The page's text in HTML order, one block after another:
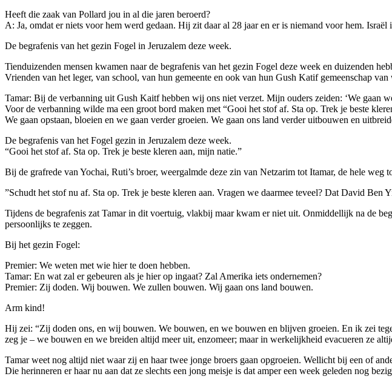
Heeft die zaak van Pollard jou in al die jaren beroerd?
A: Ja, omdat er niets voor hem werd gedaan. Hij zit daar al 28 jaar en er is niemand voor hem.
De begrafenis van het gezin Fogel in Jeruzalem deze week.
Tienduizenden mensen kwamen naar de begrafenis van het gezin Fogel deze week en duizenden
Vrienden van het leger, van school, van hun gemeente en ook van hun Gush Katif gemeenschap
Tamar: Bij de verbanning uit Gush Kaitf hebben wij ons niet verzet. Mijn ouders zeiden: ‘We gaan
Voor de verbanning wilde ma een groot bord maken met “Gooi het stof af. Sta op. Trek je beste
We gaan opstaan, bloeien en we gaan verder groeien. We gaan ons land verder uitbouwen en
De begrafenis van het Fogel gezin in Jeruzalem deze week.
“Gooi het stof af. Sta op. Trek je beste kleren aan, mijn natie.”
Bij de grafrede van Yochai, Ruti’s broer, weergalmde deze zin van Netzarim tot Itamar, de hele weg
”Schudt het stof nu af. Sta op. Trek je beste kleren aan. Vragen we daarmee teveel? Dat David
Tijdens de begrafenis zat Tamar in dit voertuig, vlakbij maar kwam er niet uit. Onmiddellijk na de
persoonlijks te zeggen.
Bij het gezin Fogel:
Premier: We weten met wie hier te doen hebben.
Tamar: En wat zal er gebeuren als je hier op ingaat? Zal Amerika iets ondernemen?
Premier: Zij doden. Wij bouwen. We zullen bouwen. Wij gaan ons land bouwen.
Arm kind!
Hij zei: “Zij doden ons, en wij bouwen. We bouwen, en we bouwen en blijven groeien. En ik zei
zeg je – we bouwen en we breiden altijd meer uit, enzomeer; maar in werkelijkheid evacueren ze
Tamar weet nog altijd niet waar zij en haar twee jonge broers gaan opgroeien. Wellicht bij een of
Die herinneren er haar nu aan dat ze slechts een jong meisje is dat amper een week geleden nog